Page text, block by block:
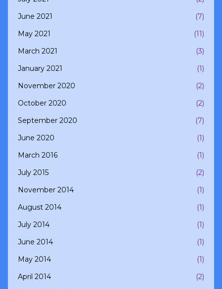
June 2021
(7)
May 2021
(11)
March 2021
(3)
January 2021
(1)
November 2020
(2)
October 2020
(2)
September 2020
(7)
June 2020
(1)
March 2016
(1)
July 2015
(2)
November 2014
(1)
August 2014
(1)
July 2014
(1)
June 2014
(1)
May 2014
(1)
April 2014
(2)